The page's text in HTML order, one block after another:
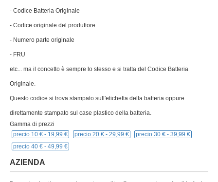
- Codice Batteria Originale
- Codice originale del produttore
- Numero parte originale
- FRU
etc... ma il concetto è sempre lo stesso e si tratta del Codice Batteria
Originale.
Questo codice si trova stampato sull'etichetta della batteria oppure
direttamente stampato sul case plastico della batteria.
Gamma di prezzi
precio 10 € - 19,99 € precio 20 € - 29,99 € precio 30 € - 39,99 €
precio 40 € - 49,99 €
AZIENDA